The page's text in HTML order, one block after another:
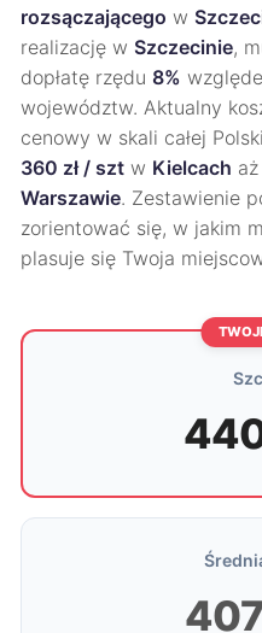
rozsączającego w
realizację w Szczecinie,
dopłatę rzędu 8%
województw. Aktualny
cenowy w skali całej
360 zł / szt w Kielcach
Warszawie. Zestawienie
zorientować się, w jakim
plasuje się Twoja